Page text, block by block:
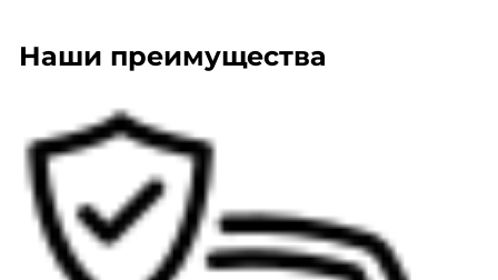
Наши преимущества